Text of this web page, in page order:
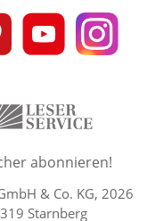
Lorenz
Leserservice
Lorenz
Leserservice
Lorenz
im Abo Jahre
abonnieren!
& Co. KG, 2026
Starnberg